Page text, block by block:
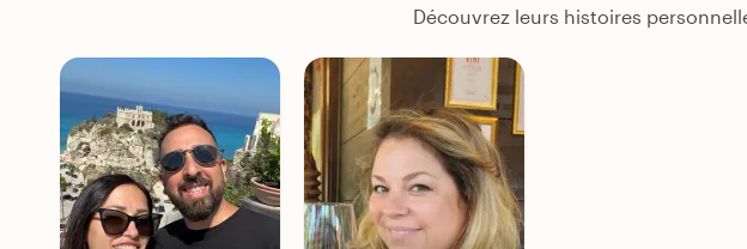
Découvrez leurs histoires